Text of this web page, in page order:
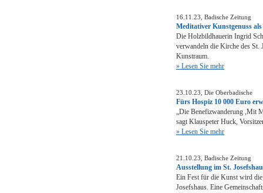
16.11.23, Badische Zeitung
Meditativer Kunstgenuss als
Die Holzbildhauerin Ingrid
verwandeln die Kirche des St.
Kunstraum.
» Lesen Sie mehr
23.10.23, Die Oberbadische
Fürs Hospiz 10 000 Euro
„Die Benefizwanderung ,Mit
sagt Klauspeter Huck,
» Lesen Sie mehr
21.10.23, Badische Zeitung
Ausstellung im St.
Ein Fest für die Kunst wird
Josefshaus. Eine